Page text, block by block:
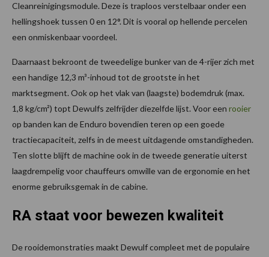
Cleanreinigingsmodule. Deze is traploos verstelbaar onder een
hellingshoek tussen 0 en 12°. Dit is vooral op hellende percelen
een onmiskenbaar voordeel.
Daarnaast bekroont de tweedelige bunker van de 4-rijer zich met
een handige 12,3 m³-inhoud tot de grootste in het
marktsegment. Ook op het vlak van (laagste) bodemdruk (max.
1,8 kg/cm²) topt Dewulfs zelfrijder diezelfde lijst. Voor een rooier
op banden kan de Enduro bovendien teren op een goede
tractiecapaciteit, zelfs in de meest uitdagende omstandigheden.
Ten slotte blijft de machine ook in de tweede generatie uiterst
laagdrempelig voor chauffeurs omwille van de ergonomie en het
enorme gebruiksgemak in de cabine.
RA staat voor bewezen kwaliteit
De rooidemonstraties maakt Dewulf compleet met de populaire